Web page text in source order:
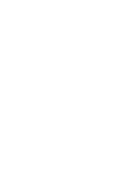
à dépenser de l'énergie pour